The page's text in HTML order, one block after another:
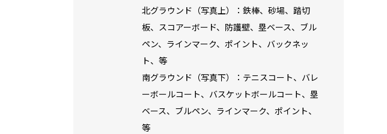
北グラウンド（写真上）：鉄棒、砂場、踏切
板、スコアーボード、防護壁、塁ベース、ブル
ペン、ラインマーク、ポイント、バックネッ
ト、等
南グラウンド（写真下）：テニスコート、バレ
ーボールコート、バスケットボールコート、塁
ベース、ブルペン、ラインマーク、ポイント、
等